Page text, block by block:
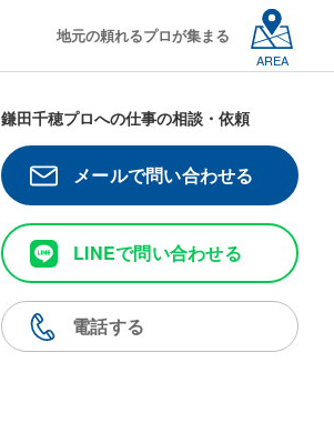
地元の頼れるプロが集まる
AREA
鎌田千穂プロへの仕事の相談・依頼
メールで問い合わせる
LINEで問い合わせる
電話する